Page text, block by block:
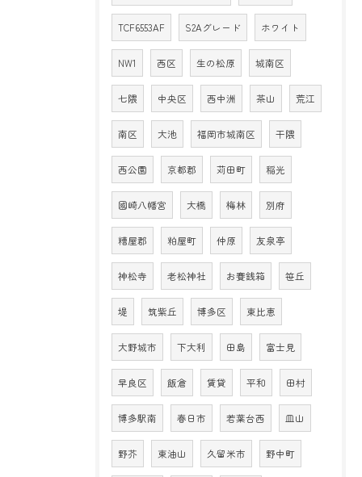
TCF6553AF S2Aグレード ホワイト
NW1 西区 生の松原 城南区
七隈 中央区 西中洲 茶山 荒江
南区 大池 福岡市城南区 干隈
西公園 京都郡 苅田町 稲光
國崎八幡宮 大橋 梅林 別府
糟屋郡 粕屋町 仲原 友泉亭
神松寺 老松神社 お賽銭箱 笹丘
堤 筑紫丘 博多区 東比恵
大野城市 下大利 田島 富士見
早良区 飯倉 賃貸 平和 田村
博多駅南 春日市 若葉台西 皿山
野芥 東油山 久留米市 野中町